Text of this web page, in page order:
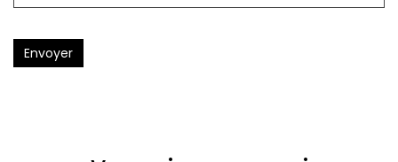
Envoyer